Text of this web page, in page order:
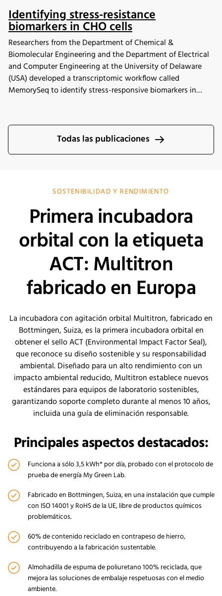
Identifying stress-resistance
biomarkers in CHO cells
Researchers from the Department of Chemical &
Biomolecular Engineering and the Department of Electrical
and Computer Engineering at the University of Delaware
(USA) developed a transcriptomic workflow called
MemorySeq to identify stress-responsive biomarkers in
HT Minitron incubator shaker for controlled CHO cell
cultivation, the study identified 199 genes with heritable
transcriptional variability linked to stress adaptation,
tolerant CHO cell lines for improved biopharmaceutical
manufacturing performance.
Todas las publicaciones
SOSTENIBILIDAD Y RENDIMIENTO
Primera incubadora
orbital con la etiqueta
ACT: Multitron
fabricado en Europa
La incubadora con agitación orbital Multitron, fabricado en
Bottmingen, Suiza, es la primera incubadora orbital en
obtener el sello ACT (Environmental Impact Factor Seal),
que reconoce su diseño sostenible y su responsabilidad
ambiental. Diseñado para un alto rendimiento con un
impacto ambiental reducido, Multitron establece nuevos
estándares para equipos de laboratorio sostenibles,
garantizando soporte completo durante al menos 10 años,
incluida una guía de eliminación responsable.
Principales aspectos destacados:
Funciona a sólo 3,5 kWh* por día, probado con el protocolo de
prueba de energía My Green Lab.
Fabricado en Bottmingen, Suiza, en una instalación que cumple
con ISO 14001 y RoHS de la UE, libre de productos químicos
problemáticos.
60% de contenido reciclado en contrapeso de hierro,
contribuyendo a la fabricación sustentable.
Almohadilla de espuma de poliuretano 100% reciclada, que
mejora las soluciones de embalaje respetuosas con el medio
ambiente.